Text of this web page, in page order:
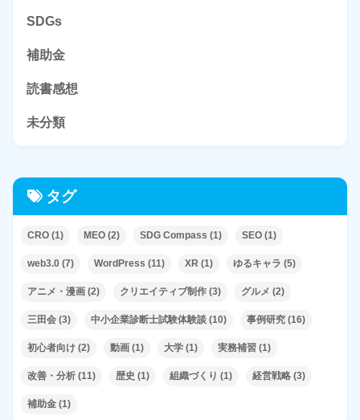
SDGs
補助金
読書感想
未分類
タグ
CRO (1) MEO (2) SDG Compass (1) SEO (1)
web3.0 (7) WordPress (11) XR (1) ゆるキャラ (5)
アニメ・漫画 (2) クリエイティブ制作 (3) グルメ (2)
三田会 (3) 中小企業診断士試験体験談 (10) 事例研究 (16)
初心者向け (2) 動画 (1) 大学 (1) 実務補習 (1)
改善・分析 (11) 歴史 (1) 組織づくり (1) 経営戦略 (3)
補助金 (1)